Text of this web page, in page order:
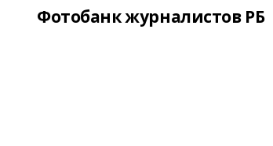
Фотобанк журналистов РБ